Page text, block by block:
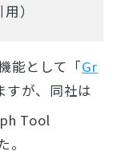
）
能として「Gr
が、同社は
Tool